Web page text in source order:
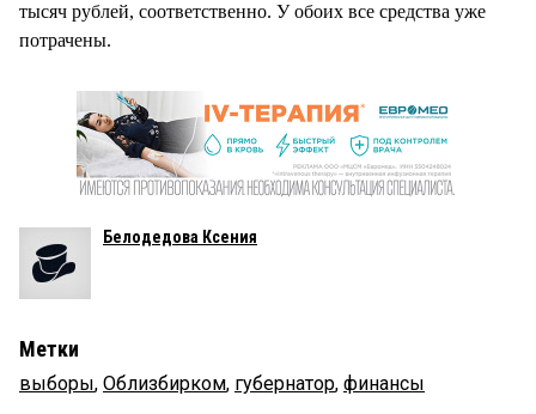
тысяч рублей, соответственно. У обоих все средства уже
потрачены.
Белодедова Ксения
Метки
выборы, Облизбирком, губернатор, финансы